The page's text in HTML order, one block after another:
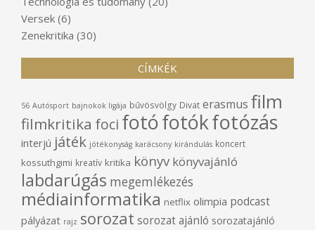
Versek (6)
Zenekritika (30)
CÍMKÉK
56 Autósport bajnokok ligája bűvösvölgy Divat erasmus film
filmkritika foci fotófotókfotózás
interjú játék jótékonyság karácsony kirándulás koncert
kossuthgimi kreatív kritika könyv könyvajánló
labdarúgás megemlékezés
médiainformatika netflix olimpia podcast
pályázat rajz sorozat sorozat ajánló sorozatajánló